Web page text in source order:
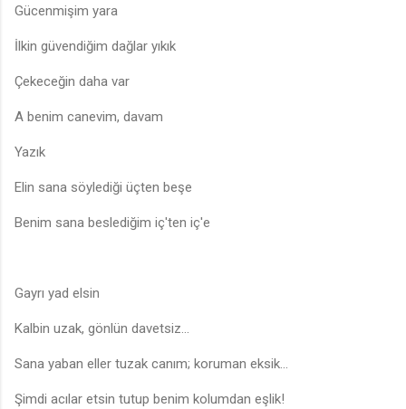
Gücenmişim yara
İlkin güvendiğim dağlar yıkık
Çekeceğin daha var
A benim canevim, davam
Yazık
Elin sana söylediği üçten beşe
Benim sana beslediğim iç'ten iç'e
Gayrı yad elsin
Kalbin uzak, gönlün davetsiz...
Sana yaban eller tuzak canım; koruman eksik...
Şimdi acılar etsin tutup benim kolumdan eşlik!